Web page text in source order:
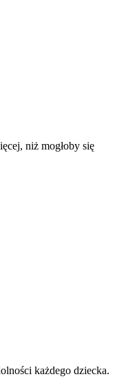
niż mogłoby się
każdego dziecka.